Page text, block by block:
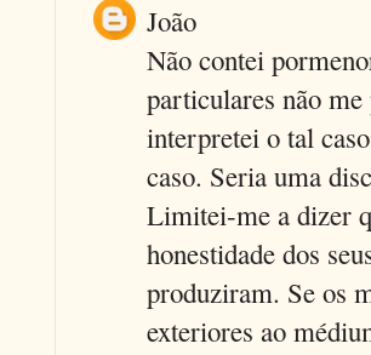
João
Não contei
particulares não
interpretei o tal
caso. Seria uma
Limitei-me a dizer
honestidade dos
produziram. Se os
exteriores ao